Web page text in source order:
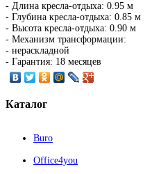
- Длина кресла-отдыха: 0.95 м
- Глубина кресла-отдыха: 0.85 м
- Высота кресла-отдыха: 0.90 м
- Механизм трансформации:
- нераскладной
- Гарантия: 18 месяцев
Каталог
Buro
Office4you